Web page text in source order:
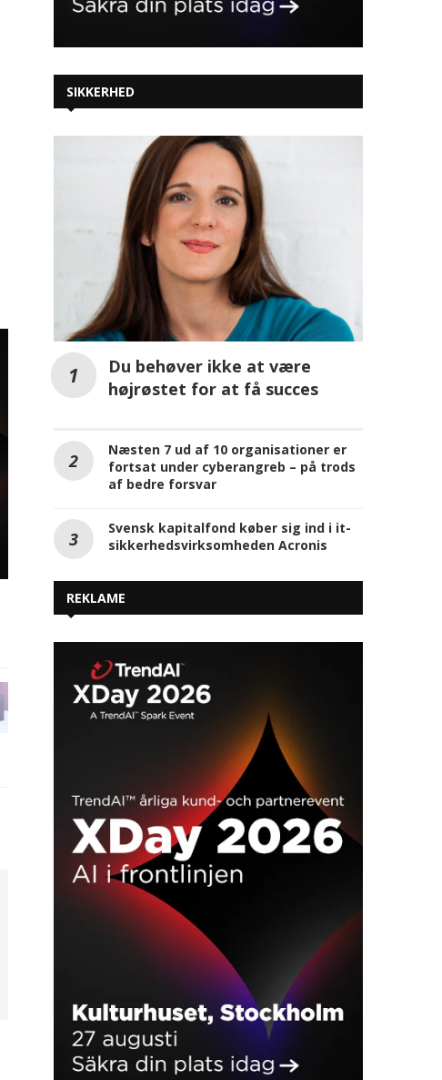
Cybersikkerhed, AI og energi:
TechDay sætter fokus på
tvivler på, om Danmark
SIKKERHED
Du behøver ikke at være
fortsat under cyberangreb – på trods
sikkerhedsvirksomheden Acronis
REKLAME